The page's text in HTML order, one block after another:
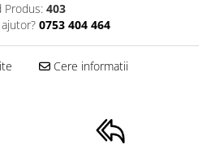
Produs: 403
0753 404 464
Cere informatii